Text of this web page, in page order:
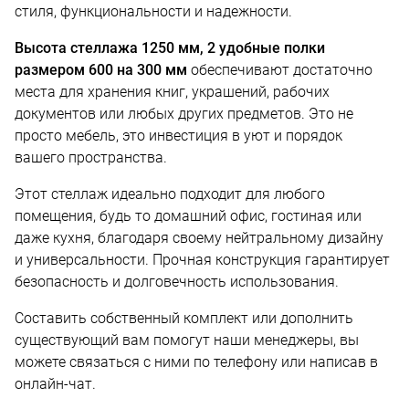
стиля, функциональности и надежности.
Высота стеллажа 1250 мм, 2 удобные полки
размером 600 на 300 мм обеспечивают достаточно
места для хранения книг, украшений, рабочих
документов или любых других предметов. Это не
просто мебель, это инвестиция в уют и порядок
вашего пространства.
Этот стеллаж идеально подходит для любого
помещения, будь то домашний офис, гостиная или
даже кухня, благодаря своему нейтральному дизайну
и универсальности. Прочная конструкция гарантирует
безопасность и долговечность использования.
Составить собственный комплект или дополнить
существующий вам помогут наши менеджеры, вы
можете связаться с ними по телефону или написав в
онлайн-чат.